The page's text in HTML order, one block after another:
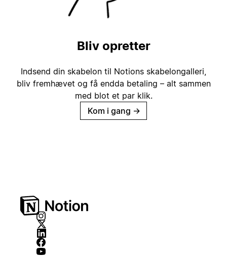
Bliv opretter
Indsend din skabelon til Notions skabelongalleri,
bliv fremhævet og få endda betaling – alt sammen
med blot et par klik.
Kom i gang →